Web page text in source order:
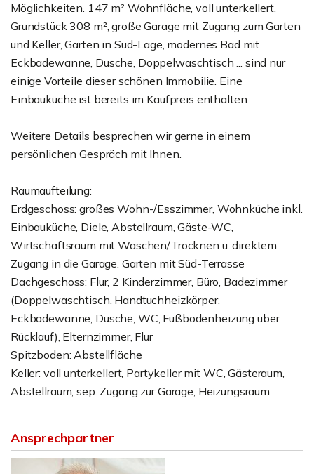
Möglichkeiten. 147 m² Wohnfläche, voll unterkellert,
Grundstück 308 m², große Garage mit Zugang zum Garten
und Keller, Garten in Süd-Lage, modernes Bad mit
Eckbadewanne, Dusche, Doppelwaschtisch ... sind nur
einige Vorteile dieser schönen Immobilie. Eine
Einbauküche ist bereits im Kaufpreis enthalten.
Weitere Details besprechen wir gerne in einem
persönlichen Gespräch mit Ihnen.
Raumaufteilung:
Erdgeschoss: großes Wohn-/Esszimmer, Wohnküche inkl.
Einbauküche, Diele, Abstellraum, Gäste-WC,
Wirtschaftsraum mit Waschen/Trocknen u. direktem
Zugang in die Garage. Garten mit Süd-Terrasse
Dachgeschoss: Flur, 2 Kinderzimmer, Büro, Badezimmer
(Doppelwaschtisch, Handtuchheizkörper,
Eckbadewanne, Dusche, WC, Fußbodenheizung über
Rücklauf), Elternzimmer, Flur
Spitzboden: Abstellfläche
Keller: voll unterkellert, Partykeller mit WC, Gästeraum,
Abstellraum, sep. Zugang zur Garage, Heizungsraum
Ansprechpartner